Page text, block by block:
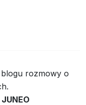
rozmowy o